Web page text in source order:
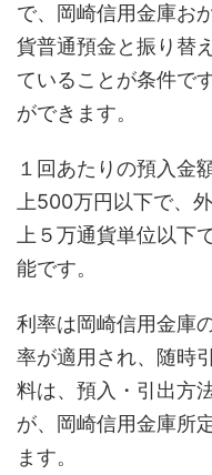
で、岡崎信用金庫お
貨普通預金と振り替
ていることが条件で
ができます。
１回あたりの預入金
上500万円以下で、
上５万通貨単位以下
能です。
利率は岡崎信用金庫
率が適用され、随時
料は、預入・引出方
が、岡崎信用金庫所
ます。